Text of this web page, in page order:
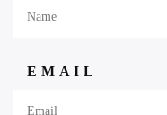
EMAIL